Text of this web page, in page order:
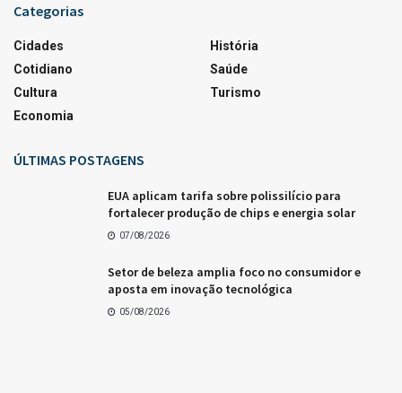
Categorias
Cidades
Cotidiano
Cultura
Economia
História
Saúde
Turismo
ÚLTIMAS POSTAGENS
EUA aplicam tarifa sobre polissilício para
fortalecer produção de chips e energia solar
07/08/2026
Setor de beleza amplia foco no consumidor e
aposta em inovação tecnológica
05/08/2026